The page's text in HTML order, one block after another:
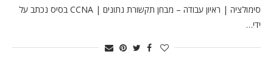
סימולציה | ראיון עבודה – מבחן תקשורת נתונים | CCNA בסיס נכתב על
ידי…